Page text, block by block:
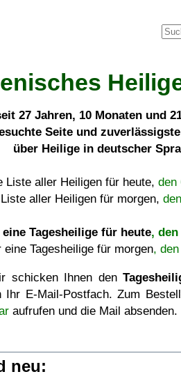
27 Jahren, 10 Monaten und
Seite und
über Heilige in deutscher
Liste aller Heiligen für heute, den
aller Heiligen für morgen,
eine Tagesheilige für heute,
eine Tagesheilige für morgen,
schicken Ihnen den
Ihr E-Mail-Postfach. Zum
aufrufen und die Mail absenden.
neu: